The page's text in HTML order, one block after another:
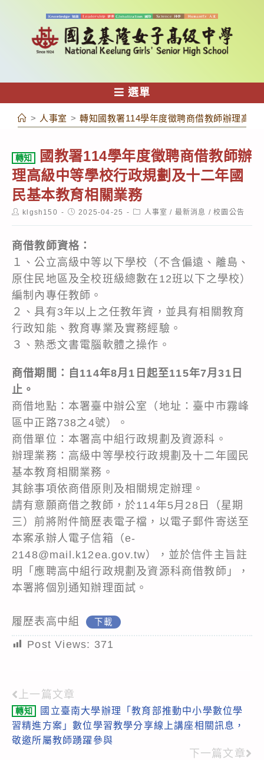
容
選單
> 人事室 > 轉知國教署114學年度徵聘商借教師辦理高
轉知
國教署114學年度徵聘商借教師辦
理高級中等學校行政規劃及十二年國
民基本教育相關業務
Postklgsh150
Post2025-04-25
Post人事室 / 最新消息 / 校園公告
商借教師資格：
１、公立高級中等以下學校（不含偏遠、離島、
原住民地區及全校班級總數在12班以下之學校）
編制內專任教師。
２、具有3年以上之任教年資，並具有相關教育
行政知能、教育專業及實務經驗。
３、熟悉文書電腦軟體之操作。
商借期間：自114年8月1日起至115年7月31日
止。
商借地點：本署臺中辦公室（地址：臺中市霧峰
區中正路738之4號）。
商借單位：本署高中組行政規劃及資源科。
辦理業務：高級中等學校行政規劃及十二年國民
基本教育相關業務。
其餘事項依商借原則及相關規定辦理。
請有意願商借之教師，於114年5月28日（星期
三）前將附件簡歷表電子檔，以電子郵件寄送至
本案承辦人電子信箱（e-
2148@mail.k12ea.gov.tw），並於信件主旨註
明「應聘高中組行政規劃及資源科商借教師」，
本署將個別通知辦理面試。
履歷表高中組 下載
Post Views: 371
Read
more
articles
上一篇文章
轉知
國立臺南大學辦理「教育部推動中小學數位學
習精進方案」數位學習教學分享線上講座相關訊息，
敬邀所屬教師踴躍參與
下一篇文章